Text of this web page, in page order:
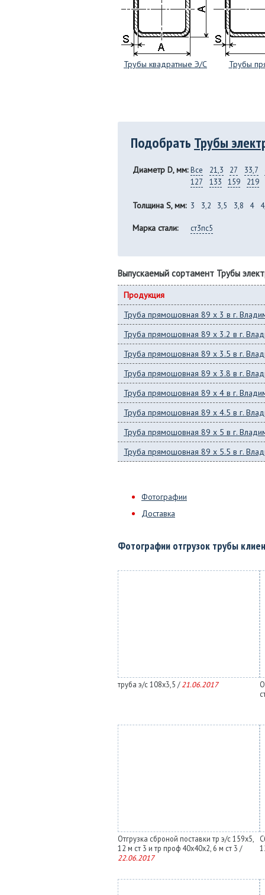
Трубы квадратные Э/С Трубы
Подобрать Трубы
Диаметр D, мм: Все 21,3 27 33,7
127
133 159 219
Толщина S, мм: 3 3,2 3,5 3,8 4
Марка стали: ст3пс5
Выпускаемый сортамент Трубы
Продукция
Труба прямошовная 89 x 3 в г.
Труба прямошовная 89 x 3.2 в г.
Труба прямошовная 89 x 3.5 в г.
Труба прямошовная 89 x 3.8 в г.
Труба прямошовная 89 x 4 в г.
Труба прямошовная 89 x 4.5 в г.
Труба прямошовная 89 x 5 в г.
Труба прямошовная 89 x 5.5 в г.
Фотографии
Доставка
Фотографии отгрузок трубы
труба э/с 108х3,5 / 21.06.2017
Отгрузка сброной поставки тр э/с 159х5,
12 м ст 3 и тр проф 40х40х2, 6 м ст 3 /
22.06.2017